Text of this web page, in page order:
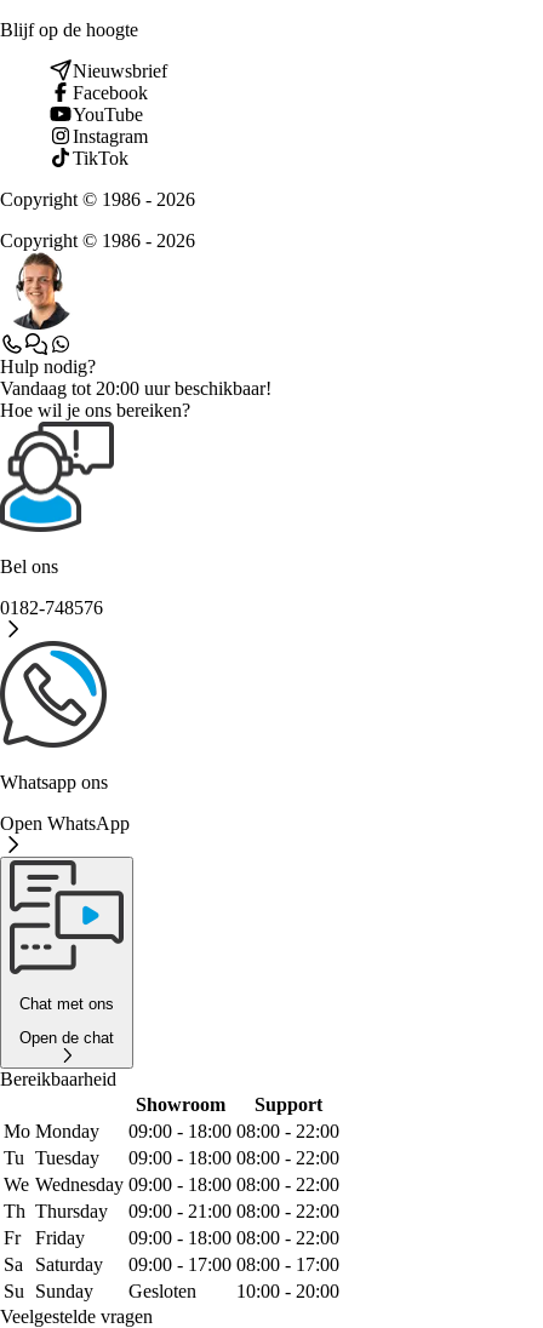
Blijf op de hoogte
Nieuwsbrief
Facebook
YouTube
Instagram
TikTok
Copyright © 1986 - 2026
Copyright © 1986 - 2026
Hulp nodig?
Vandaag tot 20:00 uur beschikbaar!
Hoe wil je ons bereiken?
Bel ons
0182-748576
Whatsapp ons
Open WhatsApp
Chat met ons
Open de chat
Bereikbaarheid
Showroom
Support
Mo Monday 09:00 - 18:00 08:00 - 22:00
Tu Tuesday 09:00 - 18:00 08:00 - 22:00
We Wednesday 09:00 - 18:00 08:00 - 22:00
Th Thursday 09:00 - 21:00 08:00 - 22:00
Fr
Friday 09:00 - 18:00 08:00 - 22:00
Sa
Saturday 09:00 - 17:00 08:00 - 17:00
Su
Sunday Gesloten
10:00 - 20:00
Veelgestelde vragen